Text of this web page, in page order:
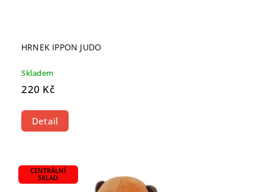
HRNEK IPPON JUDO
Skladem
220 Kč
Detail
CENTRÁLNÍ
SKLAD